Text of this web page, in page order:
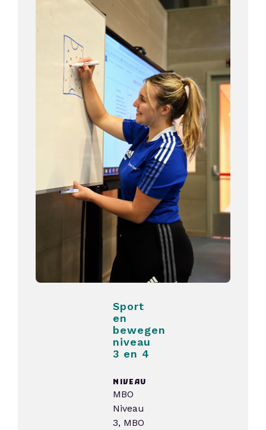
Sport
en
bewegen
niveau
3 en 4
NIVEAU
MBO
Niveau
3, MBO